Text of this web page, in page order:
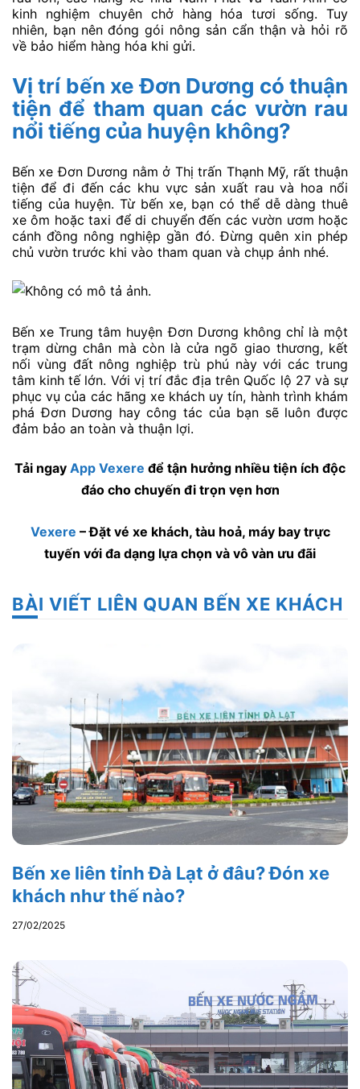
kinh nghiệm chuyên chở hàng hóa tươi sống. Tuy
nhiên, bạn nên đóng gói nông sản cẩn thận và hỏi rõ
về bảo hiểm hàng hóa khi gửi.
Vị trí bến xe Đơn Dương có thuận
tiện để tham quan các vườn rau
nổi tiếng của huyện không?
Bến xe Đơn Dương nằm ở Thị trấn Thạnh Mỹ, rất thuận
tiện để đi đến các khu vực sản xuất rau và hoa nổi
tiếng của huyện. Từ bến xe, bạn có thể dễ dàng thuê
xe ôm hoặc taxi để di chuyển đến các vườn ươm hoặc
cánh đồng nông nghiệp gần đó. Đừng quên xin phép
chủ vườn trước khi vào tham quan và chụp ảnh nhé.
Bến xe Trung tâm huyện Đơn Dương không chỉ là một
trạm dừng chân mà còn là cửa ngõ giao thương, kết
nối vùng đất nông nghiệp trù phú này với các trung
tâm kinh tế lớn. Với vị trí đắc địa trên Quốc lộ 27 và sự
phục vụ của các hãng xe khách uy tín, hành trình khám
phá Đơn Dương hay công tác của bạn sẽ luôn được
đảm bảo an toàn và thuận lợi.
Tải ngay App Vexere để tận hưởng nhiều tiện ích độc
đáo cho chuyến đi trọn vẹn hơn
Vexere – Đặt vé xe khách, tàu hoả, máy bay trực
tuyến với đa dạng lựa chọn và vô vàn ưu đãi
BÀI VIẾT LIÊN QUAN BẾN XE KHÁCH
Bến xe liên tỉnh Đà Lạt ở đâu? Đón xe
khách như thế nào?
27/02/2025